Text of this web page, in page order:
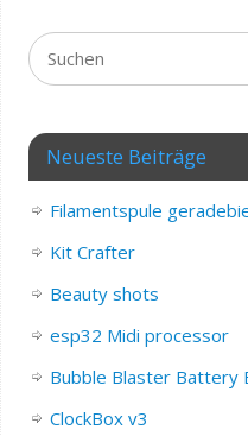
Neueste Beiträge
Filamentspule
Kit Crafter
Beauty shots
esp32 Midi processor
Bubble Blaster Battery
ClockBox v3